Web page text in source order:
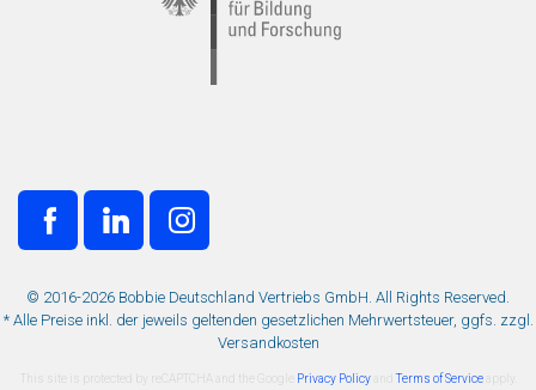
© 2016-2026 Bobbie Deutschland Vertriebs GmbH. All Rights Reserved.
* Alle Preise inkl. der jeweils geltenden gesetzlichen Mehrwertsteuer, ggfs. zzgl.
Versandkosten
This site is protected by reCAPTCHA and the Google Privacy PolicyandTerms of Serviceapply.